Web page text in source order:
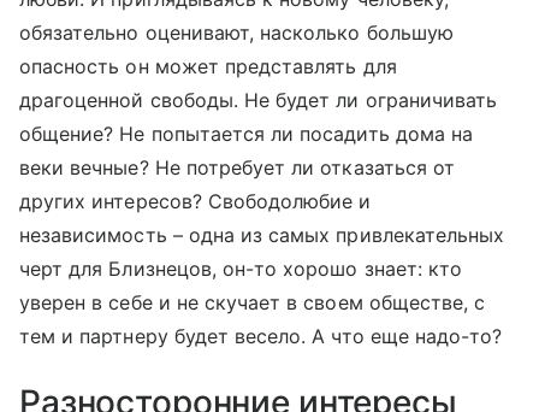
обязательно оценивают, насколько большую
опасность он может представлять для
драгоценной свободы. Не будет ли ограничивать
общение? Не попытается ли посадить дома на
веки вечные? Не потребует ли отказаться от
других интересов? Свободолюбие и
независимость – одна из самых привлекательных
черт для Близнецов, он-то хорошо знает: кто
уверен в себе и не скучает в своем обществе, с
тем и партнеру будет весело. А что еще надо-то?
Разносторонние интересы